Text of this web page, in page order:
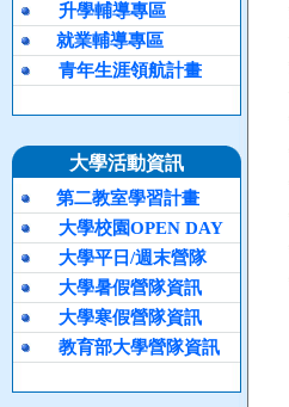
升學輔導專區
就業輔導專區
青年生涯領航計畫
大學活動資訊
第二教室學習計畫
大學校園OPEN DAY
大學平日/週末營隊
大學暑假營隊資訊
大學寒假營隊資訊
教育部大學營隊資訊